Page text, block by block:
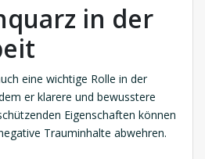
in der
eine wichtige Rolle in der
er klarere und bewusstere
Eigenschaften können
Trauminhalte abwehren.